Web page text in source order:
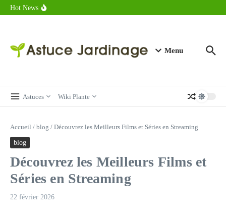
Aller au contenu
Hot News
Combien de calories dans un croque monsieur en 2025 ?
Menu
Astuces Wiki Plante
Accueil / blog / Découvrez les Meilleurs Films et Séries en Streaming
blog
Découvrez les Meilleurs Films et
Séries en Streaming
22 février 2026